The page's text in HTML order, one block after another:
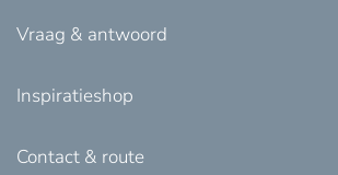
Vraag & antwoord
Inspiratieshop
Contact & route